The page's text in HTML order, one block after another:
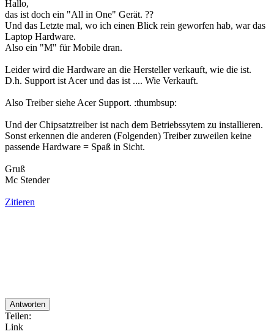
Hallo,
das ist doch ein "All in One" Gerät. ??
Und das Letzte mal, wo ich einen Blick rein geworfen hab, war das
Laptop Hardware.
Also ein "M" für Mobile dran.
Leider wird die Hardware an die Hersteller verkauft, wie die ist.
D.h. Support ist Acer und das ist .... Wie Verkauft.
Also Treiber siehe Acer Support. :thumbsup:
Und der Chipsatztreiber ist nach dem Betriebssytem zu installieren.
Sonst erkennen die anderen (Folgenden) Treiber zuweilen keine
passende Hardware = Spaß in Sicht.
Gruß
Mc Stender
Zitieren
Antworten
Teilen:
Link